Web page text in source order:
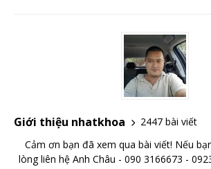
Giới thiệu nhatkhoa
2447 bài viết
Cảm ơn bạn đã xem qua bài viết! Nếu
lòng liên hệ Anh Châu - 090 3166673 -